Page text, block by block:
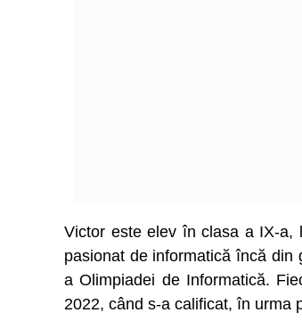
Victor este elev în clasa a IX-a,
pasionat de informatică încă din
a Olimpiadei de Informatică.
2022, când s-a calificat, în urma